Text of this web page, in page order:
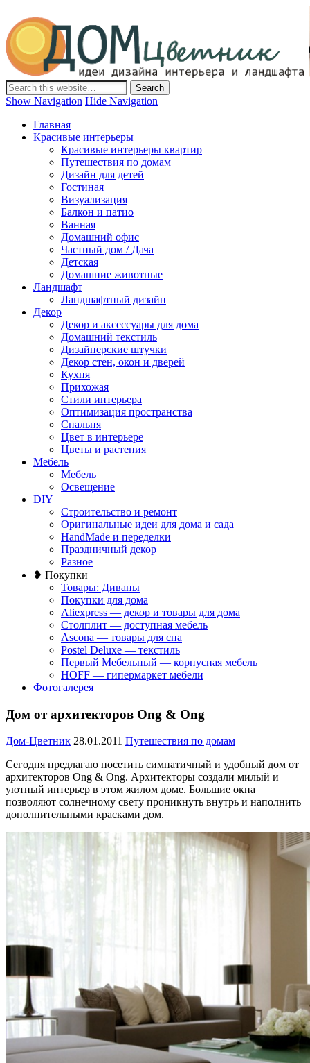
Дом-Цветник
Дизайн интерьера и ландшафта, декор и обустройство дома.
Идеи со всего мира.
Show Navigation Hide Navigation
Главная
Красивые интерьеры
Красивые интерьеры квартир
Путешествия по домам
Дизайн для детей
Гостиная
Визуализация
Балкон и патио
Ванная
Домашний офис
Частный дом / Дача
Детская
Домашние животные
Ландшафт
Ландшафтный дизайн
Декор
Декор и аксессуары для дома
Домашний текстиль
Дизайнерские штучки
Декор стен, окон и дверей
Кухня
Прихожая
Стили интерьера
Оптимизация пространства
Спальня
Цвет в интерьере
Цветы и растения
Мебель
Мебель
Освещение
DIY
Строительство и ремонт
Оригинальные идеи для дома и сада
HandMade и переделки
Праздничный декор
Разное
❥ Покупки
Товары: Диваны
Покупки для дома
Aliexpress — декор и товары для дома
Столплит — доступная мебель
Ascona — товары для сна
Postel Deluxe — текстиль
Первый Мебельный — корпусная мебель
HOFF — гипермаркет мебели
Фотогалерея
Дом от архитекторов Ong & Ong
Дом-Цветник 28.01.2011 Путешествия по домам
Сегодня предлагаю посетить симпатичный и удобный дом от
архитекторов Ong & Ong. Архитекторы создали милый и
уютный интерьер в этом жилом доме. Большие окна
позволяют солнечному свету проникнуть внутрь и наполнить
дополнительными красками дом.